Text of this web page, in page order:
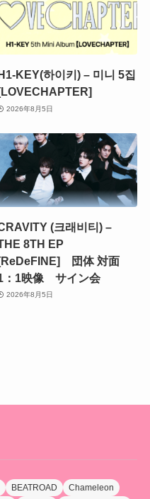
KEY(하이키) – 미니 5집
2026年8月5日
(크래비티) –
8TH EP
団体 対面
：1映像 サイン会
2026年8月5日
BEATROAD
Chameleon